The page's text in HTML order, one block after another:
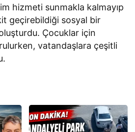
hizmeti sunmakla kalmayıp
geçirebildiği sosyal bir
Çocuklar için
vatandaşlara çeşitli